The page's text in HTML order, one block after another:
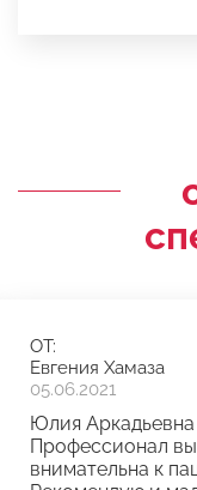
ОТ:
Евгения Хамаза
05.06.2021
Юлия
Профессионал
внимательна к